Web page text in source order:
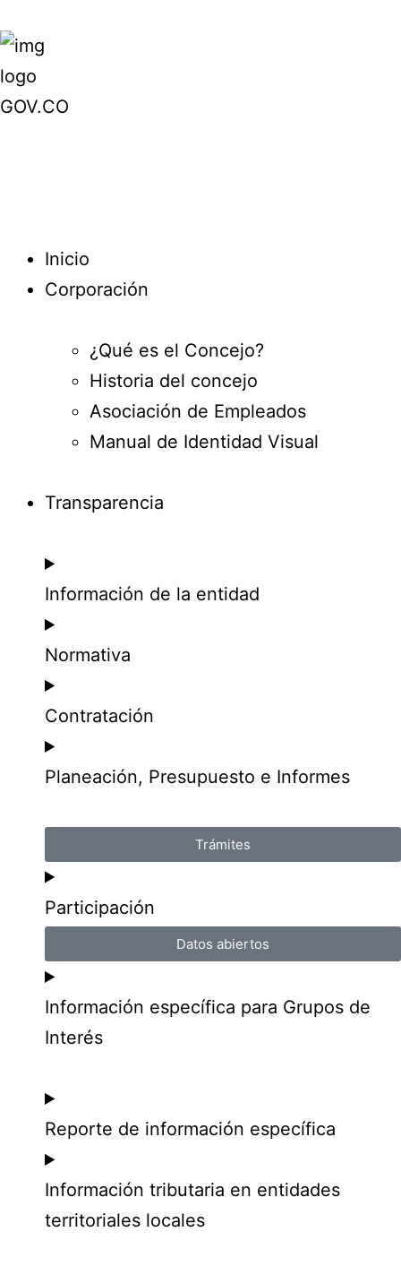
Inicio
Corporación
¿Qué es el Concejo?
Historia del concejo
Asociación de Empleados
Manual de Identidad Visual
Transparencia
Información de la entidad
Normativa
Contratación
Planeación, Presupuesto e Informes
Trámites
Participación
Datos abiertos
Información específica para Grupos de
Interés
Reporte de información específica
Información tributaria en entidades
territoriales locales